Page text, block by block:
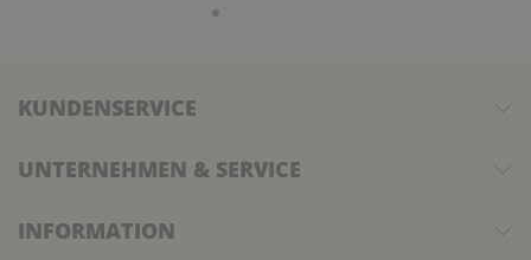
KUNDENSERVICE
UNTERNEHMEN & SERVICE
INFORMATION